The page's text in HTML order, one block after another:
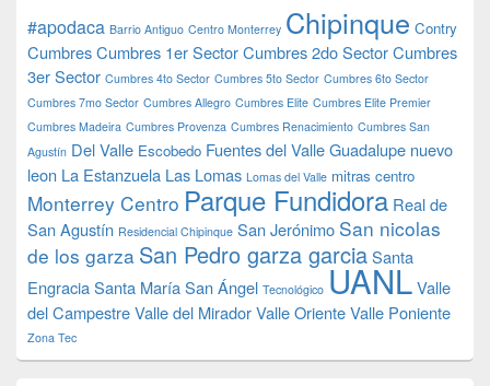
#apodaca Barrio Antiguo Centro Monterrey Chipinque Contry
CumbresCumbres 1er SectorCumbres 2do SectorCumbres
3er Sector Cumbres 4to Sector Cumbres 5to Sector Cumbres 6to Sector
Cumbres 7mo Sector Cumbres Allegro Cumbres Elite Cumbres Elite Premier
Cumbres Madeira Cumbres Provenza Cumbres Renacimiento Cumbres San
Agustín Del Valle Escobedo Fuentes del ValleGuadalupe nuevo
leon La Estanzuela Las Lomas Lomas del Valle mitras centro
Monterrey Centro Parque Fundidora Real de
San Agustín Residencial Chipinque San Jerónimo San nicolas
de los garza San Pedro garza garciaSanta
EngraciaSanta MaríaSan Ángel Tecnológico UANLValle
del CampestreValle del MiradorValle OrienteValle Poniente
Zona Tec